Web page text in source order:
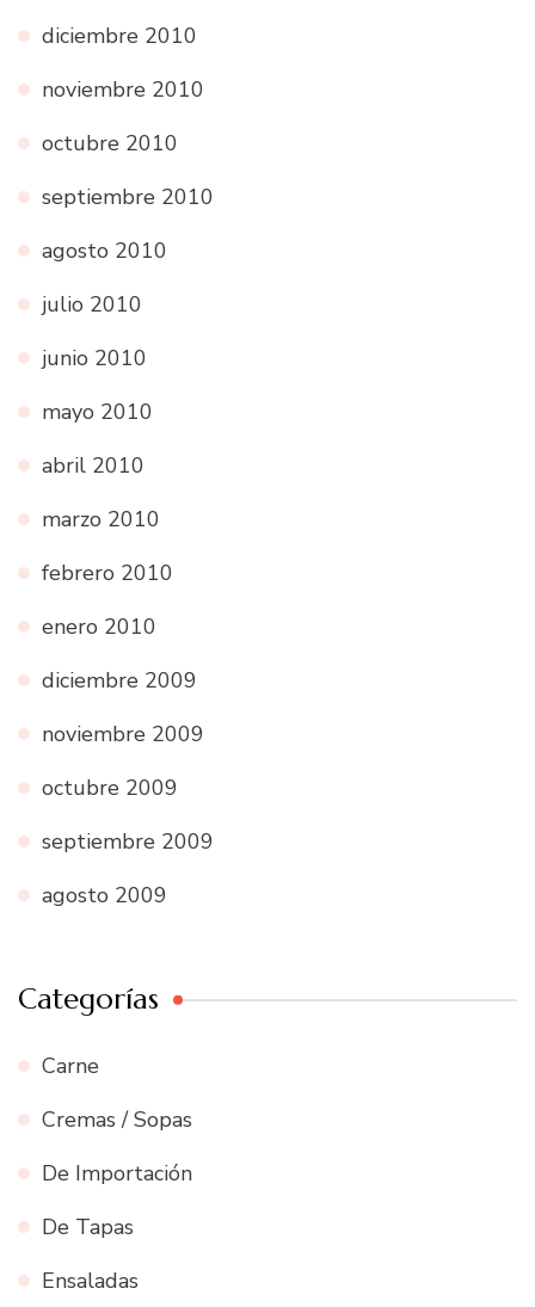
diciembre 2010
noviembre 2010
octubre 2010
septiembre 2010
agosto 2010
julio 2010
junio 2010
mayo 2010
abril 2010
marzo 2010
febrero 2010
enero 2010
diciembre 2009
noviembre 2009
octubre 2009
septiembre 2009
agosto 2009
Categorías
Carne
Cremas / Sopas
De Importación
De Tapas
Ensaladas